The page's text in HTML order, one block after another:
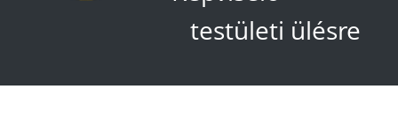
testületi ülésre